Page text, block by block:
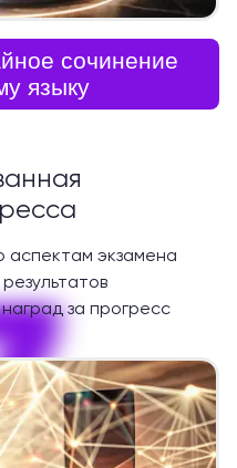
сочинение
языку
аспектам экзамена
за прогресс